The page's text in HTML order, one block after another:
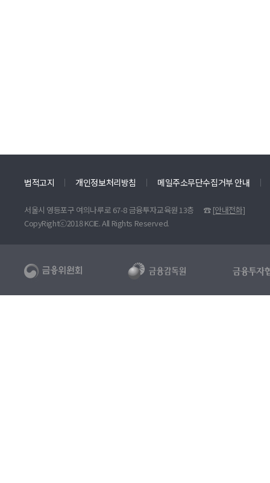
법적고지 개인정보처리방침 메일주소무단수집거부 안내
서울시 영등포구 여의나루로 67-8 금융투자교육원 13층 ☎ [안내전화]
CopyRightⓒ2018 KCIE. All Rights Reserved.